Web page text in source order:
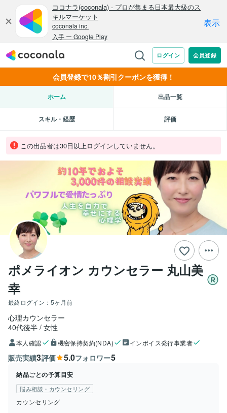
会員登録で10％割引クーポンを獲得！
ホーム 出品一覧
スキル・経歴 評価
この出品者は30日以上ログインしていません。
ポメライオン カウンセラー 丸山美
幸
最終ログイン： 5ヶ月前
心理カウンセラー
40代後半 女性
本人確認 機密保持契約(NDA) インボイス発行事業者
販売実績3評価 5.0フォロワー5
納品ごとの予算目安
悩み相談・カウンセリング
カウンセリング